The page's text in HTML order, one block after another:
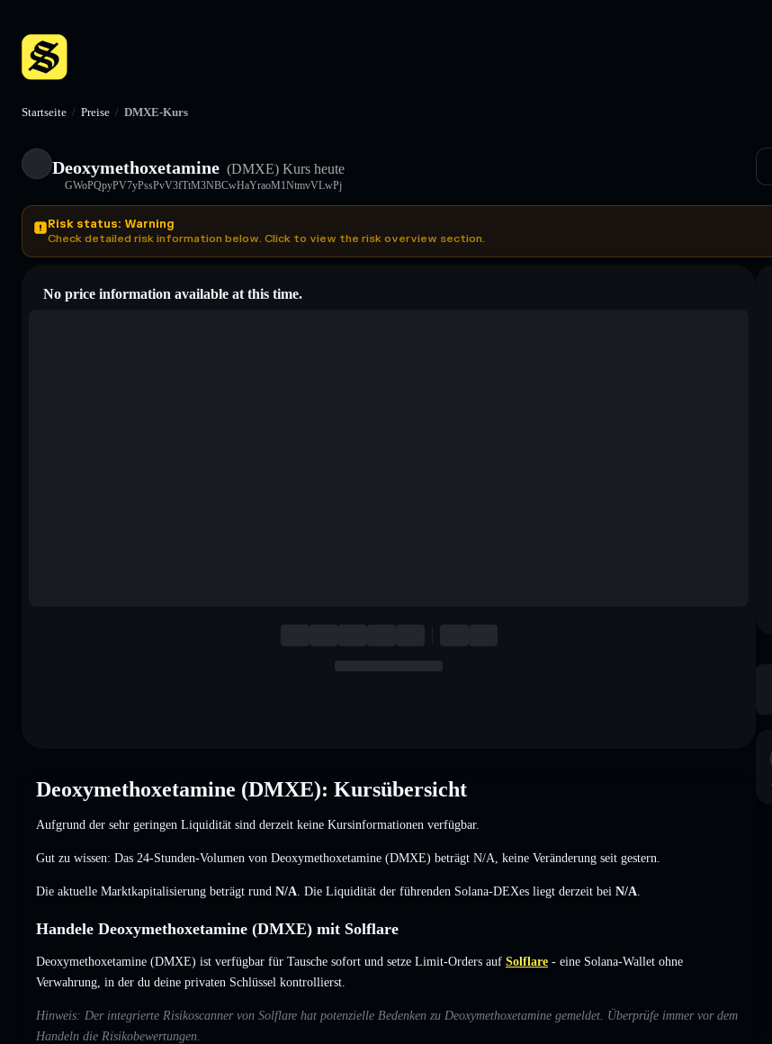
Startseite / Preise / DMXE-Kurs
Deoxymethoxetamine (DMXE) Kurs heute
GWoPQpyPV7yPssPvV3fTtM3NBCwHaYraoM1NtmvVLwPj
Risk status: Warning
Check detailed risk information below. Click to view the risk overview section.
No price information available at this time.
Deoxymethoxetamine (DMXE): Kursübersicht
Aufgrund der sehr geringen Liquidität sind derzeit keine Kursinformationen verfügbar.
Gut zu wissen: Das 24-Stunden-Volumen von Deoxymethoxetamine (DMXE) beträgt N/A keine Veränderung seit gestern.
Die aktuelle Marktkapitalisierung beträgt rund N/A . Die Liquidität der führenden Solana-DEXes liegt derzeit bei N/A
Handele Deoxymethoxetamine (DMXE) mit Solflare
Deoxymethoxetamine (DMXE) ist verfügbar für Tausche sofort und setze Limit-Orders auf Solflare - eine Solana-Wallet ohne
Verwahrung, in der du deine privaten Schlüssel kontrollierst.
Hinweis: Der integrierte Risikoscanner von Solflare hat potenzielle Bedenken zu Deoxymethoxetamine gemeldet. Überprüfe immer vor dem
Handeln die Risikobewertungen.